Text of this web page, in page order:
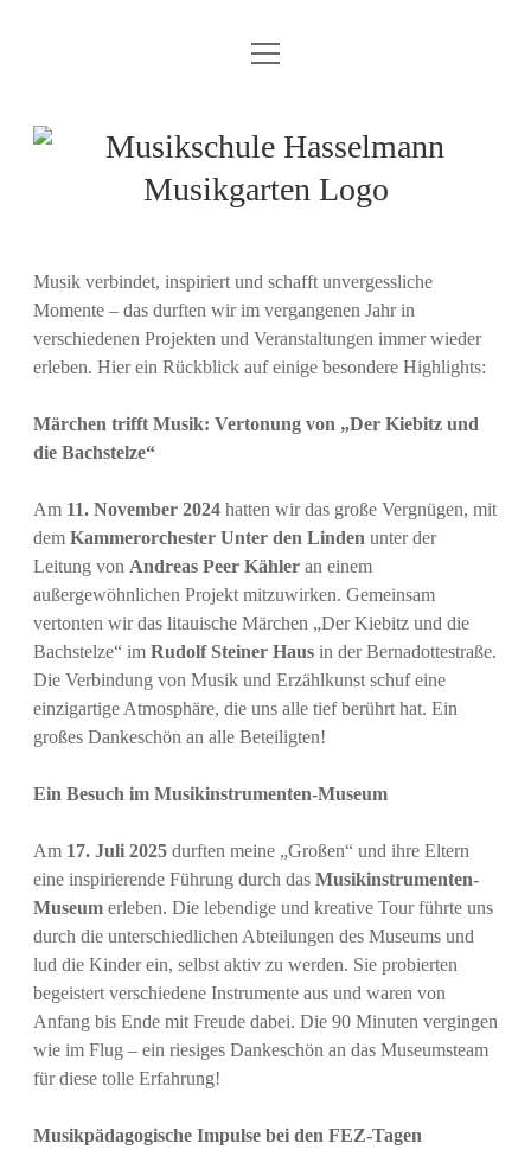
Home
r
w
n
-
M
e
n
f
n
Musikgarten Teil 1 – Wir machen Musik
Musikgarten Teil 2 – Der musikalische Jahreskreis
Termine
Galerie
Gästebuch
Neuigkeiten
e
M
ö
f
f
n
M
i
k
g
r
e
n
A
n
j
a
H
s
s
e
l
m
a
n
Musik verbindet, inspiriert und schafft unvergessliche
Momente – das durften wir im vergangenen Jahr in
verschiedenen Projekten und Veranstaltungen immer wieder
erleben. Hier ein Rückblick auf einige besondere Highlights:
Märchen trifft Musik: Vertonung von „Der Kiebitz und
die Bachstelze“
Am 11. November 2024 hatten wir das große Vergnügen, mit
dem Kammerorchester Unter den Linden unter der
Leitung von Andreas Peer Kähler an einem
außergewöhnlichen Projekt mitzuwirken. Gemeinsam
vertonten wir das litauische Märchen „Der Kiebitz und die
Bachstelze“ im Rudolf Steiner Haus in der Bernadottestraße.
Die Verbindung von Musik und Erzählkunst schuf eine
einzigartige Atmosphäre, die uns alle tief berührt hat. Ein
großes Dankeschön an alle Beteiligten!
Ein Besuch im Musikinstrumenten-Museum
Am 17. Juli 2025 durften meine „Großen“ und ihre Eltern
eine inspirierende Führung durch das Musikinstrumenten-
Museum erleben. Die lebendige und kreative Tour führte uns
durch die unterschiedlichen Abteilungen des Museums und
lud die Kinder ein, selbst aktiv zu werden. Sie probierten
begeistert verschiedene Instrumente aus und waren von
Anfang bis Ende mit Freude dabei. Die 90 Minuten vergingen
wie im Flug – ein riesiges Dankeschön an das Museumsteam
für diese tolle Erfahrung!
Musikpädagogische Impulse bei den FEZ-Tagen